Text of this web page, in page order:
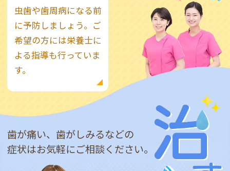
虫歯や歯周病になる前
に予防しましょう。ご
希望の方には栄養士に
よる指導も行っていま
す。
歯が痛い、歯がしみるなどの
症状はお気軽にご相談ください。